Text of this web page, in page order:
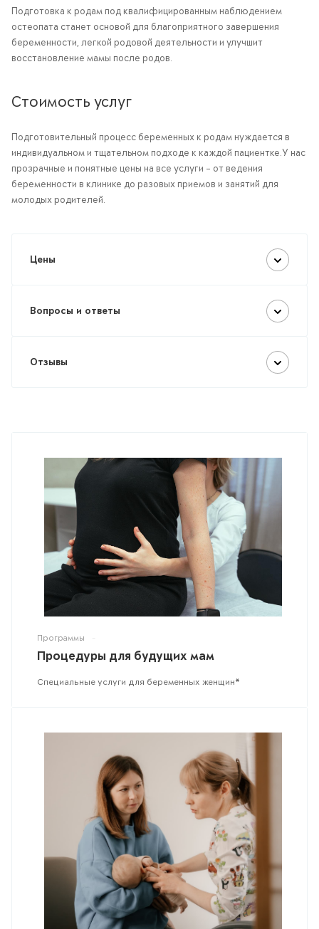
Подготовка к родам под квалифицированным наблюдением
остеопата станет основой для благоприятного завершения
беременности, легкой родовой деятельности и улучшит
восстановление мамы после родов.
Стоимость услуг
Подготовительный процесс беременных к родам нуждается в
индивидуальном и тщательном подходе к каждой пациентке.У нас
прозрачные и понятные цены на все услуги – от ведения
беременности в клинике до разовых приемов и занятий для
молодых родителей.
Цены
Вопросы и ответы
Отзывы
Программы
Процедуры для будущих мам
Специальные услуги для беременных женщин*